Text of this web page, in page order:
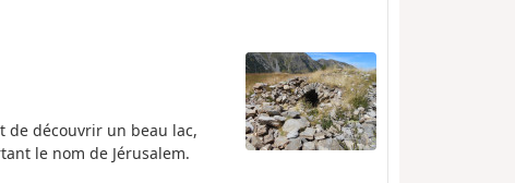
de découvrir un beau lac,
le nom de Jérusalem.